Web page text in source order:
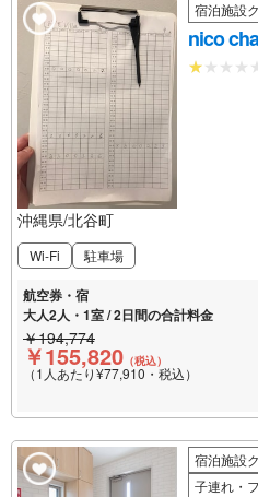
宿泊施設
nico
沖縄県/北谷町
Wi-Fi 駐車場
航空券・宿
大人2人・1室 / 2日間の合計料金
￥194,774
￥155,820 （税込）
（1人あたり¥77,910・税込）
宿泊施設
子連れ・